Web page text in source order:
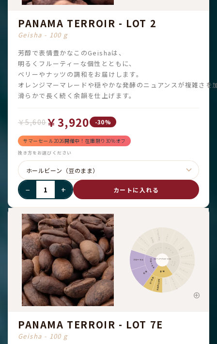
PANAMA TERROIR - LOT 2
Geisha - 100 g
芳醇で表情豊かなこのGeishaは、
明るくフルーティーな個性とともに、
ベリーやナッツの調和をお届けします。
オレンジマーマレードや穏やかな発酵のニュアンスが複雑さを
滑らかで長く続く余韻を仕上げます。
￥5,600￥3,920 -30%
サマーセール2026開催中！在庫限り30%オフ
挽き方をお選びください
− + カートに入れる
ペッパー
刺激的
チョコレート
ピーナッツ
ブラウンシュガー
全体的な甘味
甘い芳香
紅茶
フローラル
ドライフルーツ 柑橘類 その他の果実
甘味
フローラル フレーバープロファイル
PANAMA TERROIR - LOT 7E
Geisha - 100 g